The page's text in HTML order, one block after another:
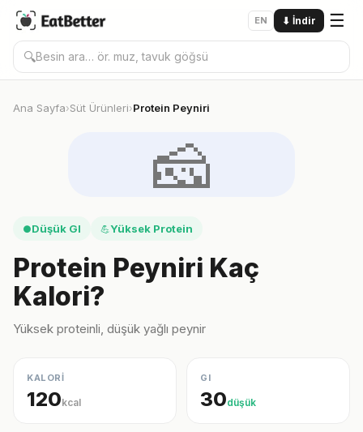
EN ⬇ İndir ☰
🔍
Ana Sayfa›Süt Ürünleri›Protein Peyniri
🧀
●Düşük GI 💪Yüksek Protein
Protein Peyniri Kaç
Kalori?
Yüksek proteinli, düşük yağlı peynir
KALORİ
120kcal
GI
30düşük